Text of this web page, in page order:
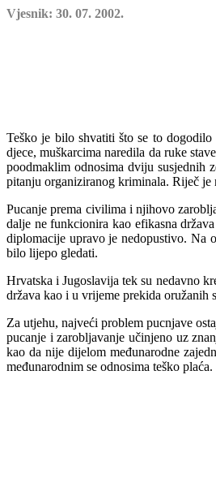
Vjesnik: 30. 07. 2002.
Teško je bilo shvatiti što se to
djece, muškarcima naredila da ruke
poodmaklim odnosima dviju susjednih
pitanju organiziranog kriminala. Riječ je
Pucanje prema civilima i njihovo
dalje ne funkcionira kao efikasna
diplomacije upravo je nedopustivo. Na
bilo lijepo gledati.
Hrvatska i Jugoslavija tek su nedavno
država kao i u vrijeme prekida oružanih
Za utjehu, najveći problem pucnjave
pucanje i zarobljavanje učinjeno uz
kao da nije dijelom međunarodne
međunarodnim se odnosima teško plaća.